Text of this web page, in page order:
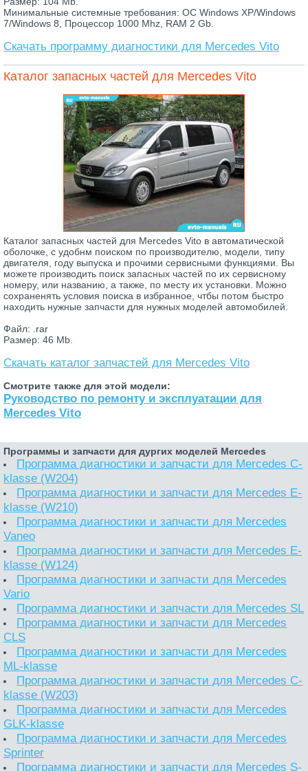
Минимальные системные требования: ОС Windows XP/Windows
7/Windows 8, Процессор 1000 Mhz, RAM 2 Gb.
Скачать программу диагностики для Mercedes Vito
Каталог запасных частей для Mercedes Vito
Каталог запасных частей для Mercedes Vito в автоматической
оболочке, с удобнм поиском по производителю, модели, типу
двигателя, году выпуска и прочими сервисными функциями. Вы
можете производить поиск запасных частей по их сервисному
номеру, или названию, а также, по месту их установки. Можно
сохраненять условия поиска в избранное, чтбы потом быстро
находить нужные запчасти для нужных моделей автомобилей.
Файл: .rar
Размер: 46 Mb.
Скачать каталог запчастей для Mercedes Vito
Смотрите также для этой модели:
Руководство по ремонту и эксплуатации для
Mercedes Vito
Программы и запчасти для дургих моделей Mercedes
Программа диагностики и запчасти для Mercedes C-
klasse (W204)
Программа диагностики и запчасти для Mercedes E-
klasse (W210)
Программа диагностики и запчасти для Mercedes
Vaneo
Программа диагностики и запчасти для Mercedes E-
klasse (W124)
Программа диагностики и запчасти для Mercedes
Vario
Программа диагностики и запчасти для Mercedes SL
Программа диагностики и запчасти для Mercedes
CLS
Программа диагностики и запчасти для Mercedes
ML-klasse
Программа диагностики и запчасти для Mercedes C-
klasse (W203)
Программа диагностики и запчасти для Mercedes
GLK-klasse
Программа диагностики и запчасти для Mercedes
Sprinter
Программа диагностики и запчасти для Mercedes S-